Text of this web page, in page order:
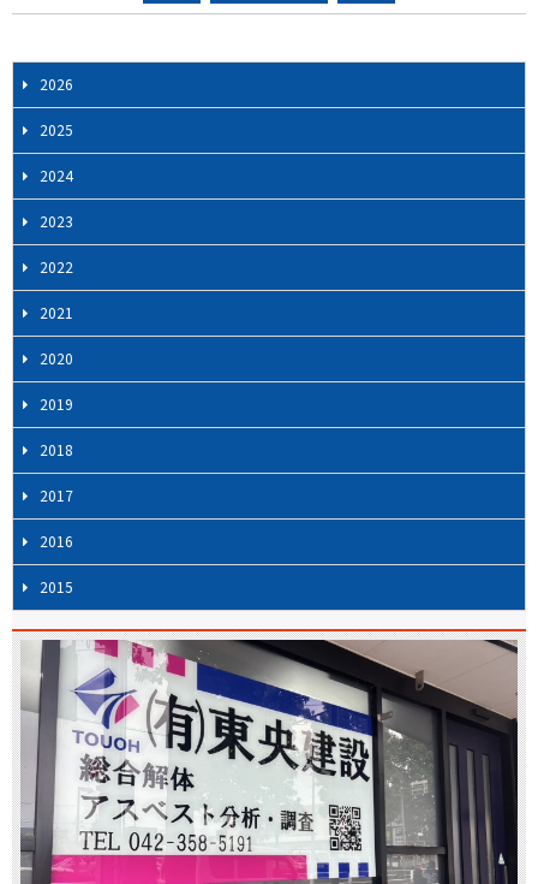
ー
ナ
ビ
ゲ
ー
シ
ョ
ン
2026
2025
2024
2023
2022
2021
2020
2019
2018
2017
2016
2015